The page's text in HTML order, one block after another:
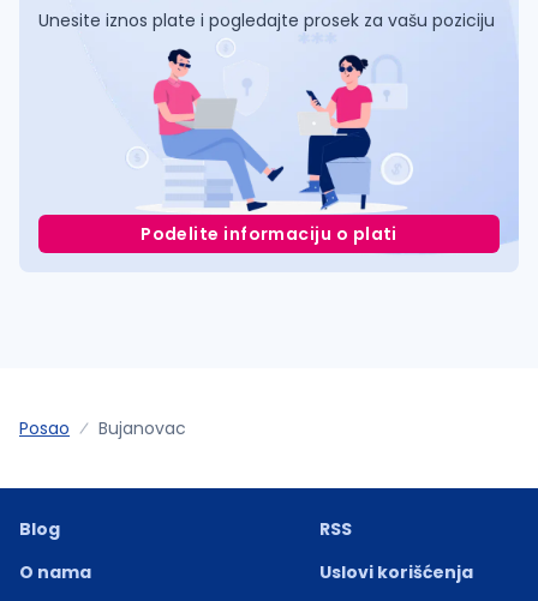
Unesite iznos plate i pogledajte prosek za vašu poziciju
Podelite informaciju o plati
Posao Bujanovac
Blog
O nama
RSS
Uslovi korišćenja